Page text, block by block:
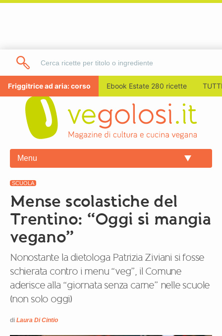
Friggitrice ad aria: corso Ebook Estate 280 ricette
Menu
SCUOLA
Mense scolastiche del
Trentino: “Oggi si mangia
vegano”
Nonostante la dietologa Patrizia Ziviani si fosse
schierata contro i menu “veg”, il Comune
aderisce alla “giornata senza carne” nelle scuole
(non solo oggi)
di Laura Di Cintio